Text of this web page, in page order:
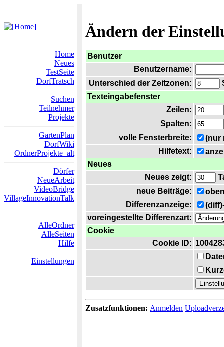
Ändern der
Home
Neues
TestSeite
DorfTratsch
Suchen
Teilnehmer
Projekte
GartenPlan
DorfWiki
OrdnerProjekte_alt
Dörfer
NeueArbeit
VideoBridge
VillageInnovationTalk
AlleOrdner
AlleSeiten
Hilfe
Einstellungen
Benutzer
Benutzername:
Unterschied der Zeitzonen:
Texteingabefenster
Zeilen:
Spalten:
volle Fensterbreite:
(nur
Hilfetext:
Neues
Neues zeigt:
neue Beiträge:
Differenzanzeige:
voreingestellte Differenzart:
Cookie
Cookie ID:
Zusatzfunktionen: Anmelden